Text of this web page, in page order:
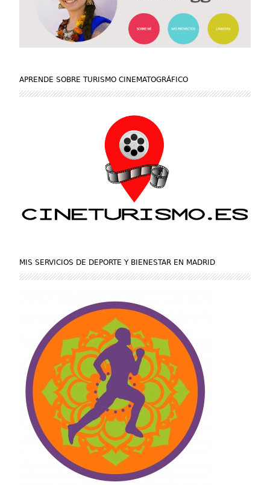
APRENDE SOBRE TURISMO CINEMATOGRÁFICO
MIS SERVICIOS DE DEPORTE Y BIENESTAR EN MADRID